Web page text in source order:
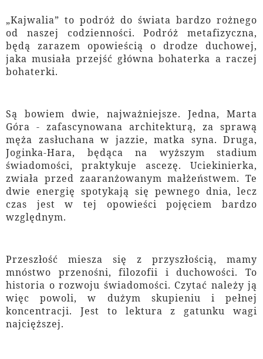
„Kajwalia” to podróż do świata bardzo rożnego
od naszej codzienności. Podróż metafizyczna,
będą zarazem opowieścią o drodze duchowej,
jaka musiała przejść główna bohaterka a raczej
bohaterki.
Są bowiem dwie, najważniejsze. Jedna, Marta
Góra - zafascynowana architekturą, za sprawą
męża zasłuchana w jazzie, matka syna. Druga,
Joginka-Hara, będąca na wyższym stadium
świadomości, praktykuje ascezę. Uciekinierka,
zwiała przed zaaranżowanym małżeństwem. Te
dwie energię spotykają się pewnego dnia, lecz
czas jest w tej opowieści pojęciem bardzo
względnym.
Przeszłość miesza się z przyszłością, mamy
mnóstwo przenośni, filozofii i duchowości. To
historia o rozwoju świadomości. Czytać należy ją
więc powoli, w dużym skupieniu i pełnej
koncentracji. Jest to lektura z gatunku wagi
najcięższej.